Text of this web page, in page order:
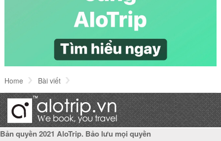
Nước Tẩy Quần Áo Trắng Hygiene Bleach 600ml
Thái Lan
Home Bài viết
Voucher Royal Lotus Hạ Long tặng Buffe sáng và tối
Bản quyền 2021 AloTrip. Bảo lưu mọi quyền